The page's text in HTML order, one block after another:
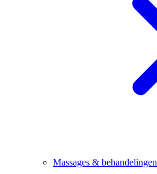
Massages & behandelingen